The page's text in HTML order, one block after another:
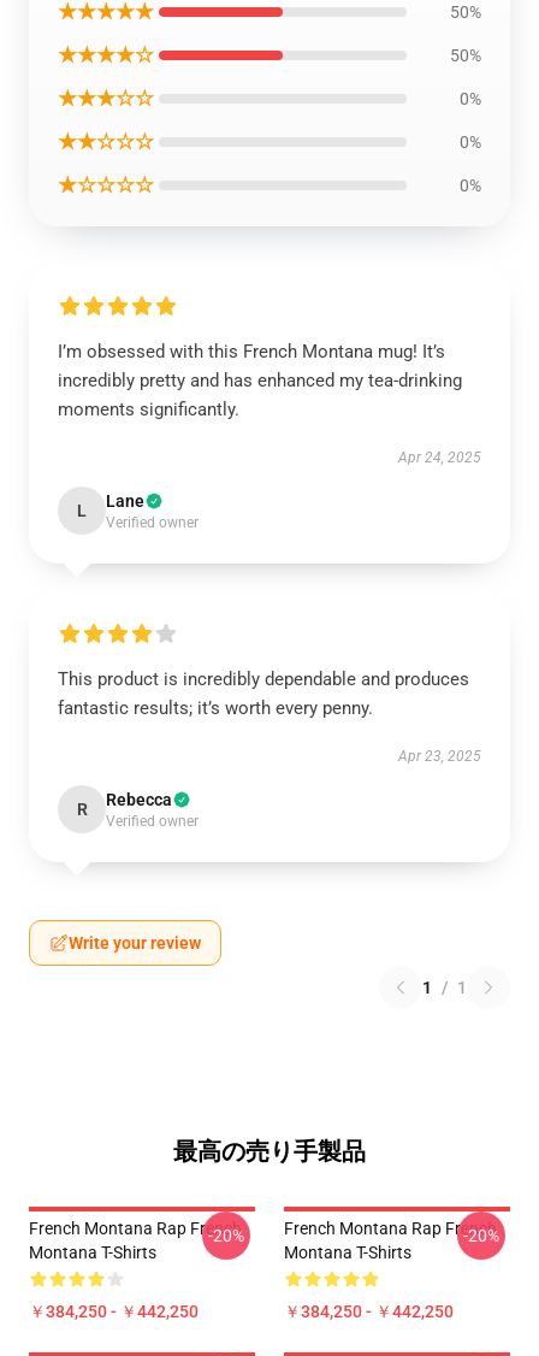
★★★★★ 50%
★★★★☆ 50%
★★★☆☆ 0%
★★☆☆☆ 0%
★☆☆☆☆ 0%
I’m obsessed with this French Montana mug! It’s
incredibly pretty and has enhanced my tea-drinking
moments significantly.
Apr 24, 2025
L Lane
Verified owner
This product is incredibly dependable and produces
fantastic results; it’s worth every penny.
Apr 23, 2025
R Rebecca
Verified owner
Write your review
1 / 1
最高の売り手製品
French Montana Rap French
Montana T-Shirts
￥384,250 - ￥442,250
-20%
French Montana Rap French
Montana T-Shirts
￥384,250 - ￥442,250
-20%